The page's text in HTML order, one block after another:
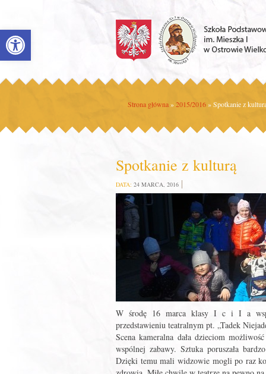
Open toolbar
Strona główna»2015/2016»Spotkanie z
Spotkanie z kulturą
DATA: 24 MARCA, 2016
W środę 16 marca klasy I c i I a
przedstawieniu teatralnym pt. „Tadek
Scena kameralna dała dzieciom
wspólnej zabawy. Sztuka poruszała
Dzięki temu mali widzowie mogli po raz